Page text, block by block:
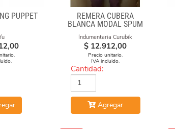
PUPPET
REMERA CUBERA
BLANCA MODAL SPUM
Indumentaria Curubik
$ 12.912,00
Precio unitario.
IVA incluido.
Cantidad:
Agregar